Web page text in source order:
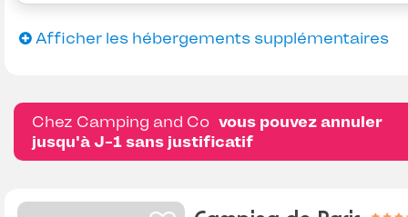
Afficher les hébergements supplémentaires
Chez Camping and Co vous pouvez annuler
jusqu'à J-1 sans justificatif